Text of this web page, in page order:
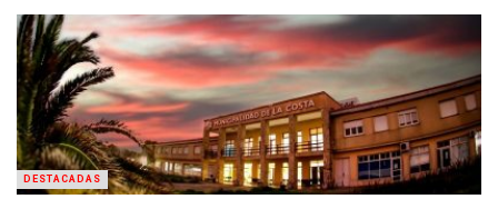
DESTACADAS